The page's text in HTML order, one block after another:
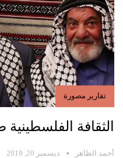
تقارير مصورة
الثقافة
أحمد الظاهر ديسمبر 20, 2019